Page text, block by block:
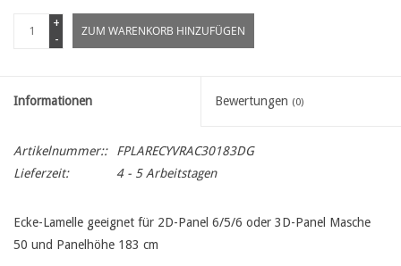
+
-
ZUM WARENKORB HINZUFÜGEN
Informationen Bewertungen (0)
Artikelnummer::
FPLARECYVRAC30183DG
Lieferzeit:
4 - 5 Arbeitstagen
Ecke-Lamelle geeignet für 2D-Panel 6/5/6 oder 3D-Panel Masche
50 und Panelhöhe 183 cm